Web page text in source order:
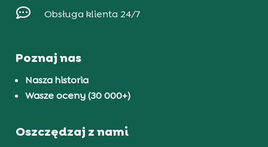
 Obsługa klienta 24/7
Poznaj nas
Nasza historia
Wasze oceny (30 000+)
Oszczędzaj z nami